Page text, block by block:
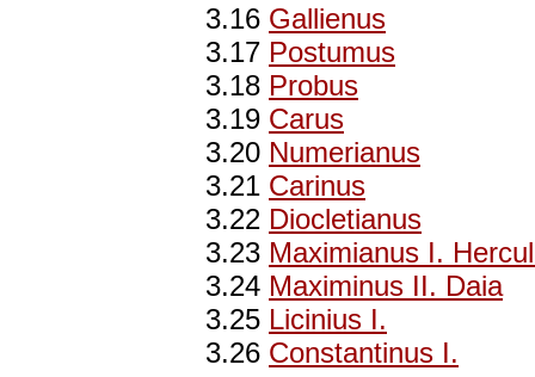
3.16 Gallienus
3.17 Postumus
3.18 Probus
3.19 Carus
3.20 Numerianus
3.21 Carinus
3.22 Diocletianus
3.23 Maximianus I.
3.24 Maximinus II. Daia
3.25 Licinius I.
3.26 Constantinus I.